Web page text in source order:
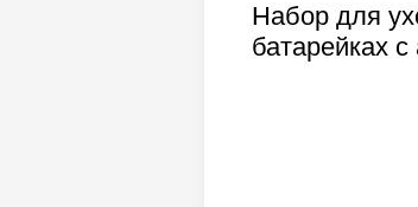
Набор для
батарейках